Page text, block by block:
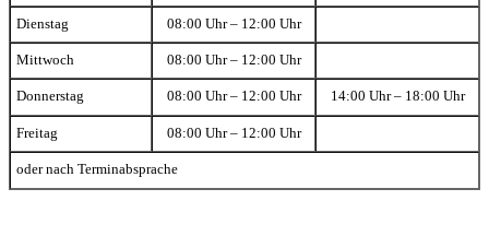
Dienstag 08:00 Uhr – 12:00 Uhr
Mittwoch 08:00 Uhr – 12:00 Uhr
Donnerstag 08:00 Uhr – 12:00 Uhr 14:00 Uhr – 18:00 Uhr
Freitag 08:00 Uhr – 12:00 Uhr
oder nach Terminabsprache